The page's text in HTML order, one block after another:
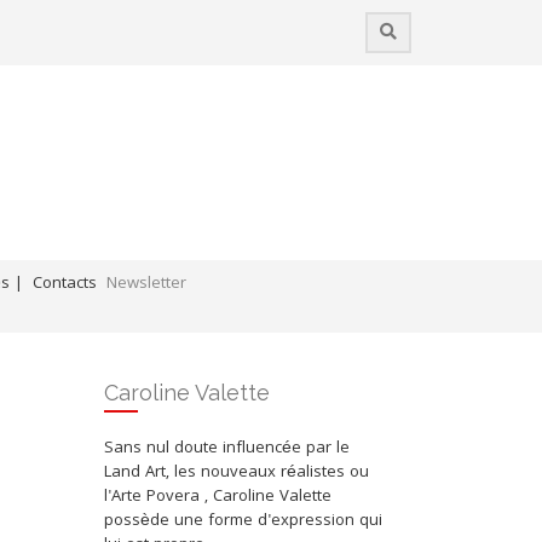
| Contacts Newsletter
Caroline Valette
Sans nul doute influencée par le
Land Art, les nouveaux réalistes ou
l'Arte Povera , Caroline Valette
possède une forme d'expression qui